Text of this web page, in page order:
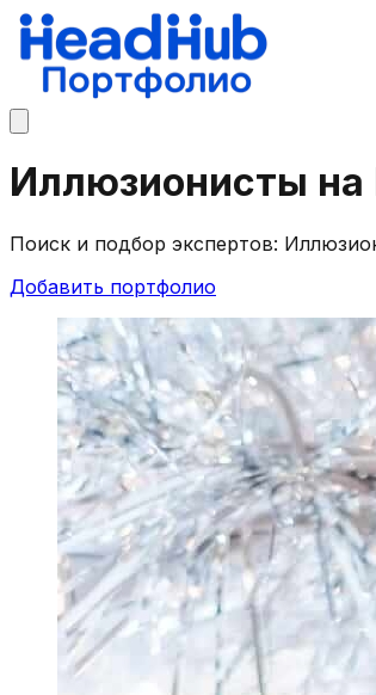
Иллюзионисты на
Поиск и подбор экспертов:
Добавить портфолио